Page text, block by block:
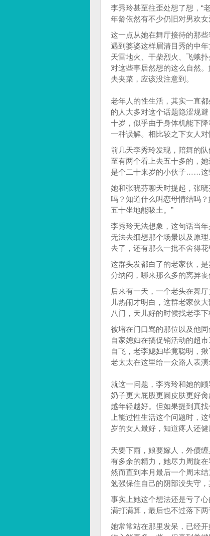
李秀玲甚至往歪处想了想，“
年龄依然有不少仍旧对男欢
这一点从她在舞厅接待的那
遇到婆婆这样眉清目秀的中
天雷地火、干柴烈火、飞蛾
对这些事居然想的这么自然
夫夹菜，应该没注意到。
老年人的性生活，其实一直
的人大多对这个话题隐涩规
十岁，似乎由于身体机能下
一种误解。相比较之下女人
前几天李秀玲发现，陪舞的
至有两个看上去五十多的，
是个二十来岁的小伙子……这
她和张晓芬聊天时提起，张
吗？知道什么叫恋母情结吗
五十坐地能吸土。”
李秀玲无法想象，这句话当
无法去细想那个场景以及原
去了，还有那么一批不舍得
这群头发都白了的老家伙，
分纳闷，哪来那么多的离异丧
后来有一天，一个老头在舞
儿热闹才明白，这群老家伙
八门，天儿好的时候找老李
被堵在门口骂的那位以及他
自家媳妇在搞促销活动的超
自飞，老李媳妇毕竟聪明，
老太太在这里给一众路人表演
就这一问题，李秀玲和她的
奶子更大屁股更圆皮肤更好
越年轻越好。但如果提到真
上能过性生活这个问题时，
岁的女人最好，知道疼人还健
天要下雨，娘要嫁人，外债
有多余的精力，她尽力周旋
然而直到本月最后一个周末
勉强保住自己的阴部没失守，
事实上她这个想法还是亏了
满打满算，最后也不过落下两
她常常站在那里发呆，已经